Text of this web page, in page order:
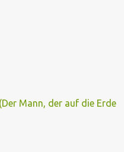
Mann, der auf die Erde